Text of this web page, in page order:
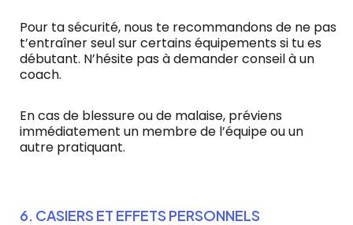
Pour ta sécurité, nous te recommandons de ne pas
t’entraîner seul sur certains équipements si tu es
débutant. N’hésite pas à demander conseil à un
coach.
En cas de blessure ou de malaise, préviens
immédiatement un membre de l’équipe ou un
autre pratiquant.
6. CASIERS ET EFFETS PERSONNELS